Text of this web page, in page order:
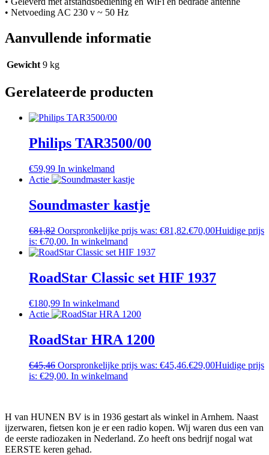
• Netvoeding AC 230 v ~ 50 Hz
Aanvullende informatie
Gewicht 9 kg
Gerelateerde producten
Philips TAR3500/00
€59,99 In winkelmand
Actie
Soundmaster kastje
€81,82 Oorspronkelijke prijs was: €81,82.€70,00Huidige prijs
is: €70,00. In winkelmand
RoadStar Classic set HIF 1937
€180,99 In winkelmand
Actie
RoadStar HRA 1200
€45,46 Oorspronkelijke prijs was: €45,46.€29,00Huidige prijs
is: €29,00. In winkelmand
H van HUNEN BV is in 1936 gestart als winkel in Arnhem. Naast
ijzerwaren, fietsen kon je er een radio kopen. Wij waren dus een van
de eerste radiozaken in Nederland. Zo heeft ons bedrijf nogal wat
EERSTE keren gehad.